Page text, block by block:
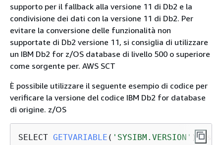
supporto per il fallback alla versione 11 di Db2 e la
condivisione dei dati con la versione 11 di Db2. Per
evitare la conversione delle funzionalità non
supportate di Db2 versione 11, si consiglia di utilizzare
un IBM Db2 for z/OS database di livello 500 o superiore
come sorgente per. AWS SCT
È possibile utilizzare il seguente esempio di codice per
verificare la versione del codice IBM Db2 for database
di origine. z/OS
SELECT GETVARIABLE ( 'SYSIBM.VERSION' ) as